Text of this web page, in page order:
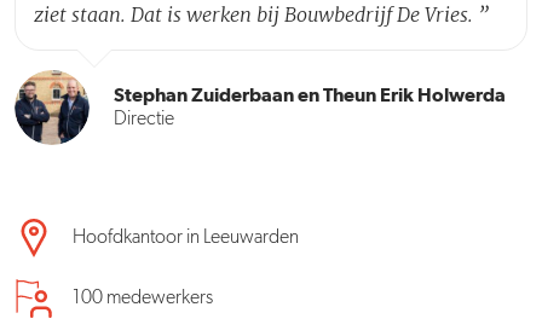
ziet staan. Dat is werken bij Bouwbedrijf De Vries. ”
Stephan Zuiderbaan en Theun Erik Holwerda
Directie
Hoofdkantoor in Leeuwarden
100 medewerkers